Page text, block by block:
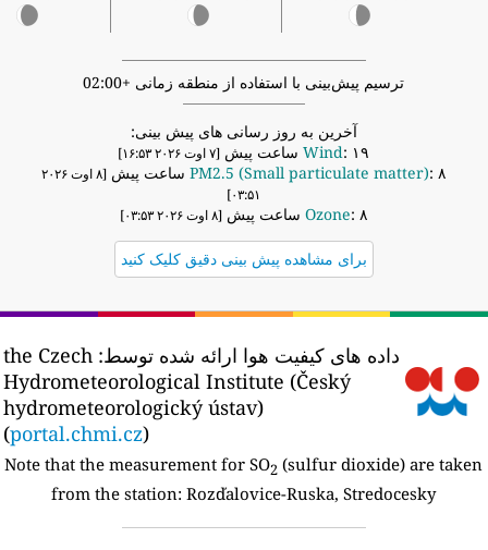
ترسیم پیش‌بینی با استفاده از منطقه زمانی +02:00
آخرین به روز رسانی های پیش بینی:
Wind : ۱۹ ساعت پیش [۷ اوت ۲۰۲۶ ۱۶:۵۳]
PM2.5 (Small particulate matter) : ۸ ساعت پیش
[۸ اوت ۲۰۲۶
۰۳:۵۱]
Ozone : ۸ ساعت پیش
برای مشاهده پیش بینی دقیق کلیک کنید
داده های کیفیت هوا ارائه شده توسط: the Czech
Hydrometeorological Institute (Český
hydrometeorologický ústav)
(portal.chmi.cz)
Note that the measurement for SO2(sulfur dioxide) are taken
from the station:Rozďalovice-Ruska, Stredocesky